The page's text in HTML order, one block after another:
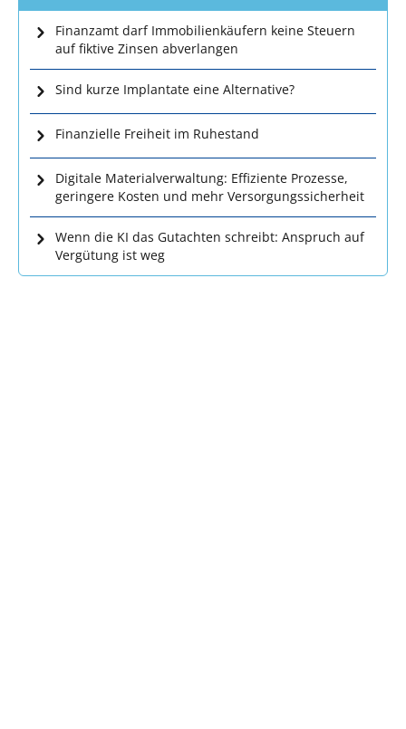
Finanzamt darf Immobilienkäufern keine Steuern
auf fiktive Zinsen abverlangen
Sind kurze Implantate eine Alternative?
Finanzielle Freiheit im Ruhestand
Digitale Materialverwaltung: Effiziente Prozesse,
geringere Kosten und mehr Versorgungssicherheit
Wenn die KI das Gutachten schreibt: Anspruch auf
Vergütung ist weg